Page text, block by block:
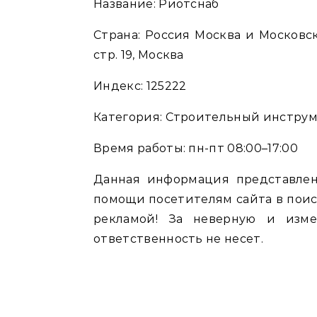
Название: Риотснаб
Страна: Россия Москва и
стр. 19, Москва
Индекс: 125222
Категория: Строительный
Время работы: пн-пт 08:00–17:00
Данная информация
помощи посетителям сайта в
рекламой! За неверную и
ответственность не несет.